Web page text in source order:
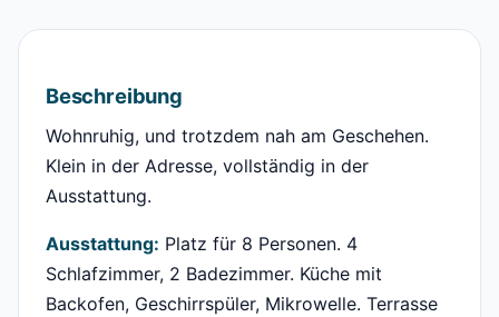
Beschreibung
Wohnruhig, und trotzdem nah am Geschehen.
Klein in der Adresse, vollständig in der
Ausstattung.
Ausstattung: Platz für 8 Personen. 4
Schlafzimmer, 2 Badezimmer. Küche mit
Backofen, Geschirrspüler, Mikrowelle. Terrasse